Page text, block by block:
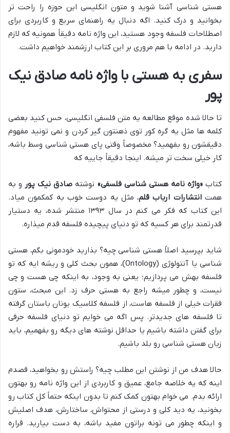
هستی شناسی آشنا شوید و متون انگلیسی این حوزه را راحت تر
بخوانید و درک کنید. اگه دنبال یه راهنمای سریع و کاربردی برای
اصطلاحات فلسفه وجود هستید، این واژه نامه دقیقاً همونیه که لازم
دارید. در ادامه با هم مروری بر این کتاب ارزشمند خواهیم داشت.
سفری به هستی با واژه نامه صادق نیک
پور
تا حالا شده موقع مطالعه یه متن فلسفی انگلیسی، حس کنید بعضی
کلمه ها مثل یه گره کور توی ذهنتون گیر کردن و نمی تونید مفهوم
دقیقشون رو بفهمید؟ مخصوصاً وقتی پای هستی شناسی وسط باشه،
کار خیلی سخت تر میشه. اینجا دقیقاً جاییه که
کتاب«واژه نامه هستی شناسی فلسفی» نوشته صادق نیک پور و به
همتانتشارات ارباب قلم، مثل یه دوست خوب به کمکمون میاد.
این کتاب که فکر می کنم در سال ۱۳۹۳ منتشر شده، یه دستیار
قدرتمند برای هر کسیه که تو دنیای پیچیده فلسفه قدم میذاره.
شاید بپرسید اصلاً هستی شناسی چیه؟ بذارید خودمونی بگم، هستی
شناسی یا آنتولوژی (Ontology)، همون بحث کلی و ریشه ایه که تو
فلسفه بهش می پردازیم؛ یعنی به وجود، به اینکه چی هست و چی
نیست، و چطور میشه راجع به هستی حرف زد. این مبحث، ستون
فقرات خیلی از فلسفه هاست، از فلسفه کلاسیک یونان باستان گرفته
تا فلسفه های جدیدتر. پس اگه می خوایم تو دنیای فلسفه حرفی
برای گفتن داشته باشیم یا حداقل نوشته های دیگه رو بفهمیم، باید
زبان هستی شناسی رو بلد باشیم.
حالا هدف من از نوشتن این مطلب چیه؟ راستش رو بخواهید، قصدم
اینه که یه خلاصه جامع، عمیق و کاربردی از این واژه نامه رو بهتون
ارائه بدم. می خوام بهتون کمک کنم تا بدون اینکه حتماً کل کتاب رو
بخونید، یه دید کلی و درستی از محتواش، ساختارش، هدف اصلیش
و اینکه چطور می تونه براتون مفید باشه، به دست بیارید. قراره